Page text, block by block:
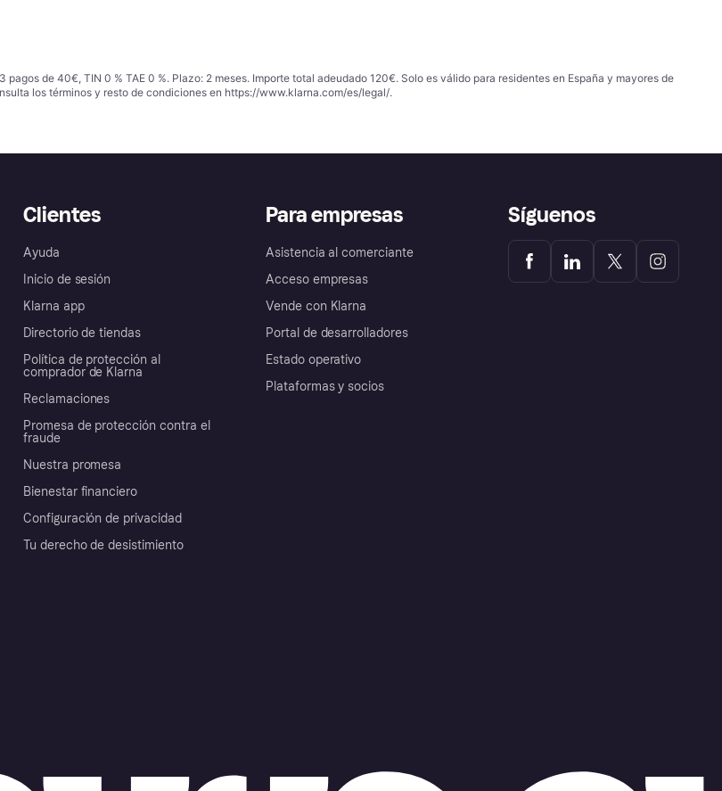
de 40€, TIN 0 % TAE 0 %. Plazo: 2 meses. Importe total adeudado 120€. Solo es válido para residentes en España y mayores de
los términos y resto de condiciones en https://www.klarna.com/es/legal/.
Clientes
Ayuda
Inicio de sesión
Klarna app
Directorio de tiendas
Política de protección al
comprador de Klarna
Reclamaciones
Promesa de protección contra el
fraude
Nuestra promesa
Bienestar financiero
Configuración de privacidad
Tu derecho de desistimiento
Para empresas
Asistencia al comerciante
Acceso empresas
Vende con Klarna
Portal de desarrolladores
Estado operativo
Plataformas y socios
Síguenos